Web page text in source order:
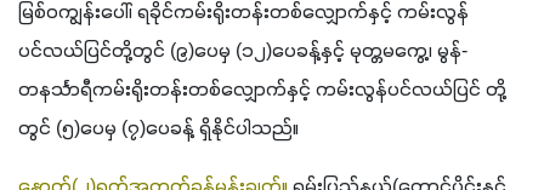
မြစ်ဝကျွန်းပေါ်၊ ရခိုင်ကမ်းရိုးတန်းတစ်လျှောက်နှင့် ကမ်းလွန်
ပင်လယ်ပြင်တို့တွင် (၉)ပေမှ (၁၂)ပေခန့်နှင့် မုတ္တမကွေ့၊ မွန်-
တနင်္သာရီကမ်းရိုးတန်းတစ်လျှောက်နှင့် ကမ်းလွန်ပင်လယ်ပြင် တို့
တွင် (၅)ပေမှ (၇)ပေခန့် ရှိနိုင်ပါသည်။